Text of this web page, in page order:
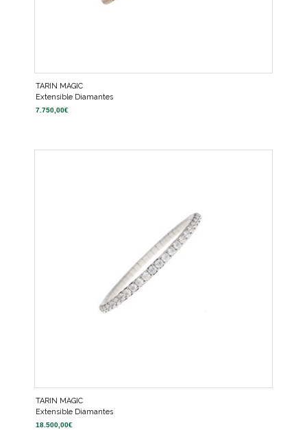
TARIN MAGIC
Extensible Diamantes
7.750,00€
TARIN MAGIC
Extensible Diamantes
18.500,00€